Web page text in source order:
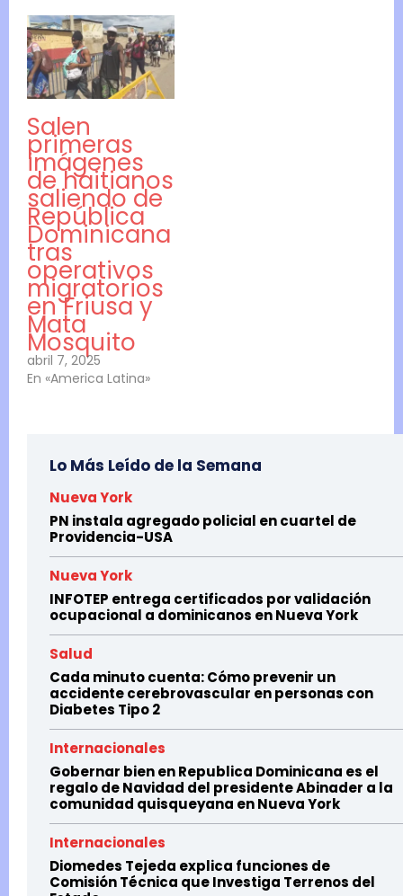
Salen
primeras
imágenes
de haitianos
saliendo de
República
Dominicana
tras
operativos
migratorios
en Friusa y
Mata
Mosquito
abril 7, 2025
En «America Latina»
Lo Más Leído de la Semana
Nueva York
PN instala agregado policial en cuartel de
Providencia-USA
Nueva York
INFOTEP entrega certificados por validación
ocupacional a dominicanos en Nueva York
Salud
Cada minuto cuenta: Cómo prevenir un
accidente cerebrovascular en personas con
Diabetes Tipo 2
Internacionales
Gobernar bien en Republica Dominicana es el
regalo de Navidad del presidente Abinader a la
comunidad quisqueyana en Nueva York
Internacionales
Diomedes Tejeda explica funciones de
Comisión Técnica que Investiga Terrenos del